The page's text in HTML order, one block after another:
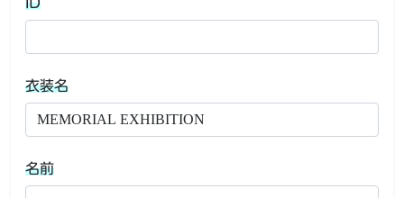
衣装名
名前